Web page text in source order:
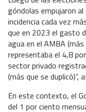
góndolas empujaron
incidencia cada vez
que en 2023 el gasto
agua en el AMBA
representaba el 4,8
sector privado
(más que se duplicó)”,
En este contexto, el
del 1 por ciento